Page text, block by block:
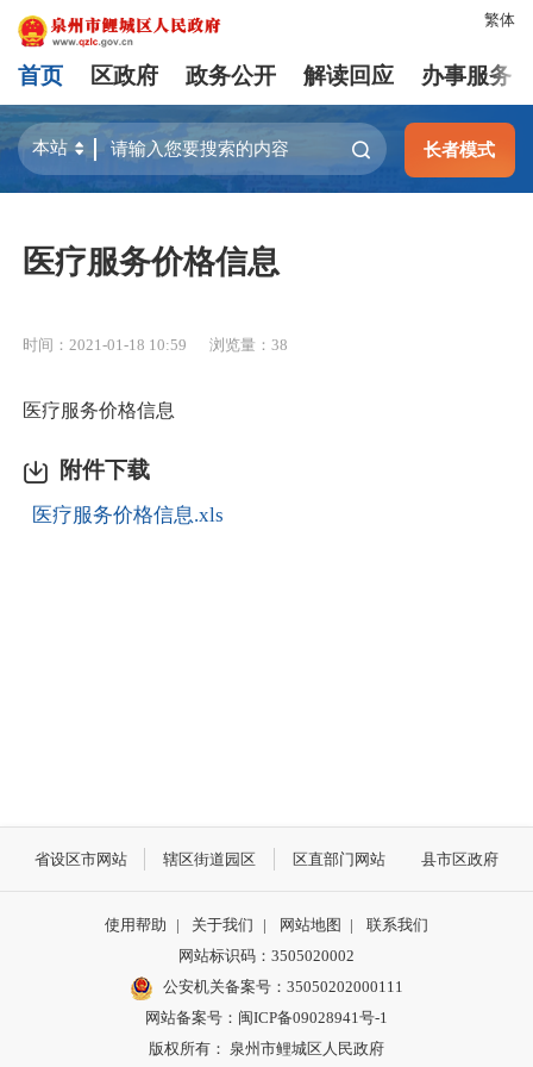
繁体
首页 区政府 政务公开 解读回应 办事服务
长者模式
医疗服务价格信息
时间：2021-01-18 10:59 浏览量： 38
医疗服务价格信息
附件下载
医疗服务价格信息.xls
省设区市网站 辖区街道园区 区直部门网站 县市区政府
使用帮助 | 关于我们 | 网站地图 |
联系我们
网站标识码：3505020002
公安机关备案号：35050202000111
网站备案号：闽ICP备09028941号-1
版权所有： 泉州市鲤城区人民政府